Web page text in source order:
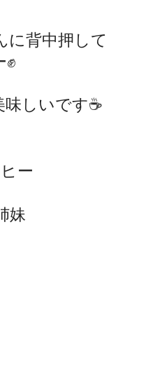
に背中押して
✊
味しいです☕️
ー
妹